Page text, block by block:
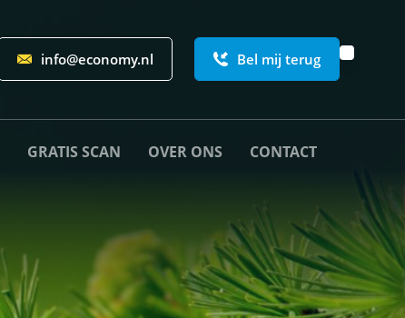
info@economy.nl Bel mij terug
GRATIS SCAN OVER ONS CONTACT